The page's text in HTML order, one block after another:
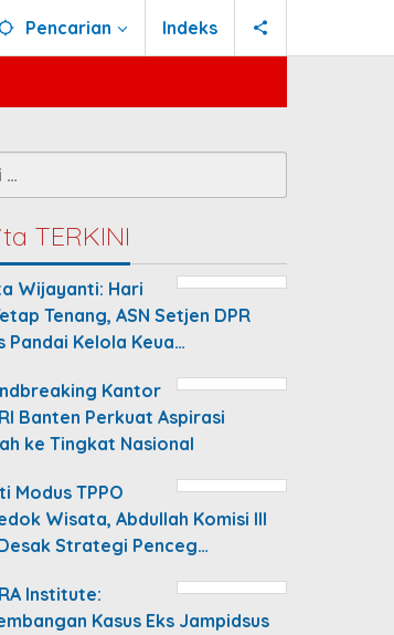
Pencarian Indeks
TERKINI
Wijayanti: Hari
Tenang, ASN Setjen DPR
Pandai Kelola Keua…
Kantor
Banten Perkuat Aspirasi
ke Tingkat Nasional
Modus TPPO
Wisata, Abdullah Komisi III
Strategi Penceg…
Institute:
Kasus Eks Jampidsus